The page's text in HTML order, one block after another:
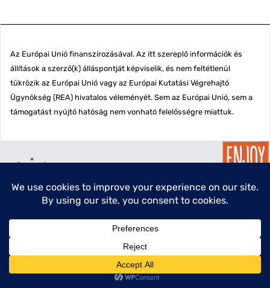
menu
Az Európai Unió finanszírozásával. Az itt szereplő információk és
állítások a szerző(k) álláspontját képviselik, és nem feltétlenül
tükrözik az Európai Unió vagy az Európai Kutatási Végrehajtó
Ügynökség (REA) hivatalos véleményét. Sem az Európai Unió, sem a
támogatást nyújtó hatóság nem vonható felelősségre miattuk.